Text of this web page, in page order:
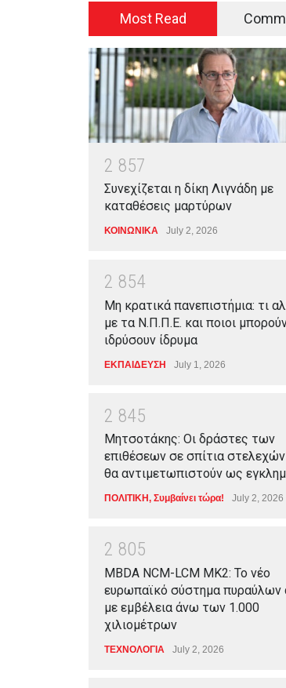
Most Read
2 857
Συνεχίζεται η δίκη Λιγνάδη με
καταθέσεις μαρτύρων
ΚΟΙΝΩΝΙΚΑ July 2, 2026
2 854
Μη κρατικά πανεπιστήμια: τι
με τα Ν.Π.Π.Ε. και ποιοι
ιδρύσουν ίδρυμα
ΕΚΠΑΙΔΕΥΣΗ July 1, 2026
2 845
Μητσοτάκης: Οι δράστες των
επιθέσεων σε σπίτια
θα αντιμετωπιστούν ως
ΠΟΛΙΤΙΚΗ, Συμβαίνει τώρα! July 2, 2026
2 805
MBDA NCM-LCM MK2: Το νέο
ευρωπαϊκό σύστημα πυραύλων
με εμβέλεια άνω των 1.000
χιλιομέτρων
ΤΕΧΝΟΛΟΓΙΑ July 2, 2026